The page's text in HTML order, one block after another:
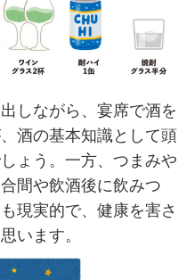
しながら、宴席で酒を
酒の基本知識として頭
ょう。一方、つまみや
間や飲酒後に飲みつ
現実的で、健康を害さ
います。